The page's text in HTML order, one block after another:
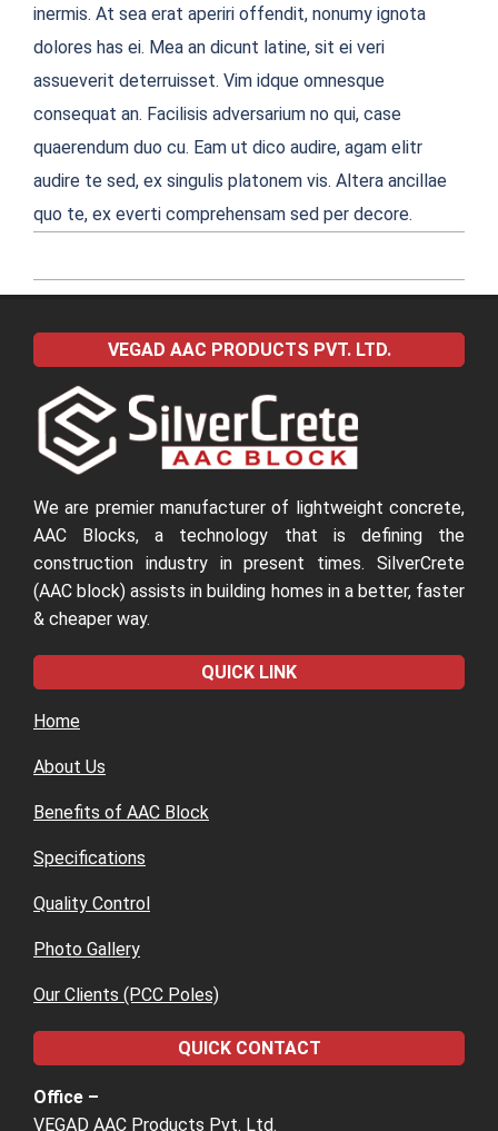
inermis. At sea erat aperiri offendit, nonumy ignota
dolores has ei. Mea an dicunt latine, sit ei veri
assueverit deterruisset. Vim idque omnesque
consequat an. Facilisis adversarium no qui, case
quaerendum duo cu. Eam ut dico audire, agam elitr
audire te sed, ex singulis platonem vis. Altera ancillae
quo te, ex everti comprehensam sed per decore.
2022-
04-
04
VEGAD AAC PRODUCTS PVT. LTD.
We are premier manufacturer of lightweight concrete,
AAC Blocks, a technology that is defining the
construction industry in present times. SilverCrete
(AAC block) assists in building homes in a better, faster
& cheaper way.
QUICK LINK
Home
About Us
Benefits of AAC Block
Specifications
Quality Control
Photo Gallery
Our Clients (PCC Poles)
QUICK CONTACT
Office –
VEGAD AAC Products Pvt. Ltd.